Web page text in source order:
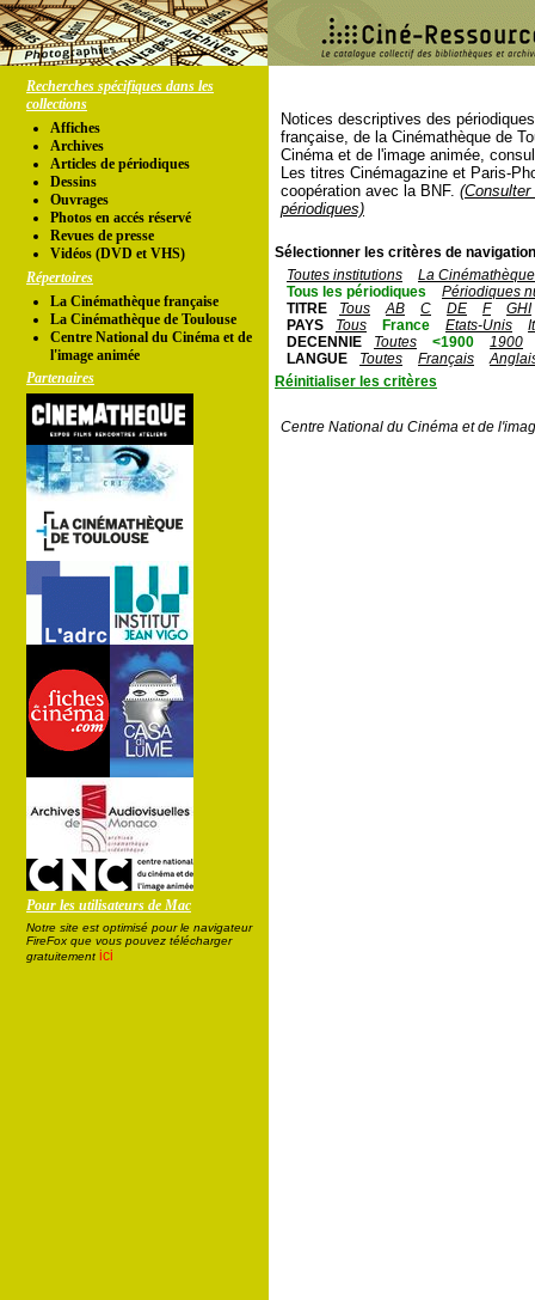
Recherches spécifiques dans les
collections
Affiches
Archives
Articles de périodiques
Dessins
Ouvrages
Photos en accés réservé
Revues de presse
Vidéos (DVD et VHS)
Répertoires
La Cinémathèque française
La Cinémathèque de Toulouse
Centre National du Cinéma et de
l'image animée
Partenaires
Pour les utilisateurs de Mac
Notre site est optimisé pour le navigateur
FireFox que vous pouvez télécharger
gratuitement ici
Notices descriptives des
française, de la Cinémathèque de
Cinéma et de l'image animée,
Les titres Cinémagazine et Paris-
coopération avec la BNF.
périodiques)
Sélectionner les critères de
Toutes institutions
La
Tous les périodiques
Périodiques
TITRE
Tous AB C DE F
GHI
PAYS
Tous France Etats-Unis
DECENNIE
Toutes <1900
1900
LANGUE
Toutes Français
Réinitialiser les critères
Centre National du Cinéma et de